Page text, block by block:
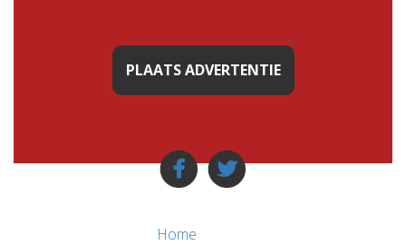
PLAATS ADVERTENTIE
Home